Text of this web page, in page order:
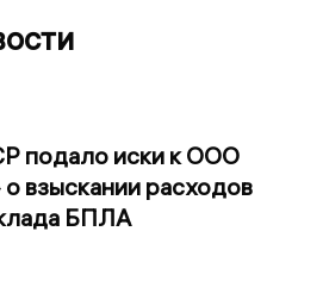
подало иски к ООО
взыскании расходов
БПЛА